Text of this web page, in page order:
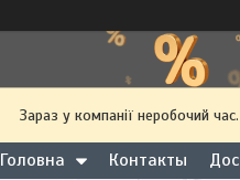
Зараз у компанії неробочий
Головна Контакты